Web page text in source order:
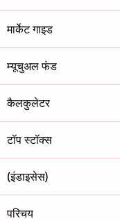
मार्केट गाइड
म्यूचुअल फंड
कैलकुलेटर
टॉप स्टॉक्स
(इंडाइसेस)
परिचय